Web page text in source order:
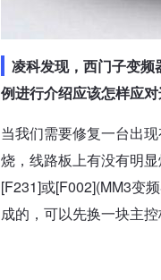
凌科发现，西门子变
例进行介绍应该怎样应
当我们需要修复一台出
烧，线路板上有没有明
[F231]或[F002](MM3变
成的，可以先换一块主